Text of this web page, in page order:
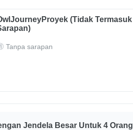
(Tidak Termasuk
Tanpa sarapan
Jendela Besar Untuk 4 Orang